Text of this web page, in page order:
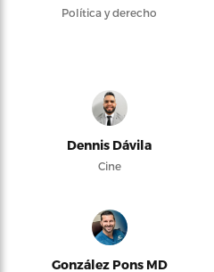
Política y derecho
Dennis Dávila
Cine
González Pons MD